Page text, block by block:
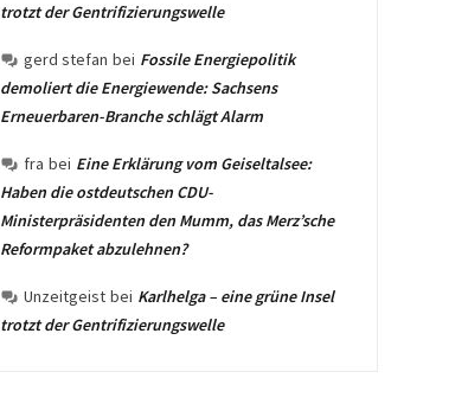
trotzt der Gentrifizierungswelle
gerd stefan bei Fossile Energiepolitik
demoliert die Energiewende: Sachsens
Erneuerbaren-Branche schlägt Alarm
fra bei Eine Erklärung vom Geiseltalsee:
Haben die ostdeutschen CDU-
Ministerpräsidenten den Mumm, das Merz’sche
Reformpaket abzulehnen?
Unzeitgeist bei Karlhelga – eine grüne Insel
trotzt der Gentrifizierungswelle